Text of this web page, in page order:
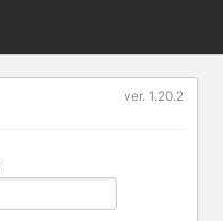
ver. 1.20.2